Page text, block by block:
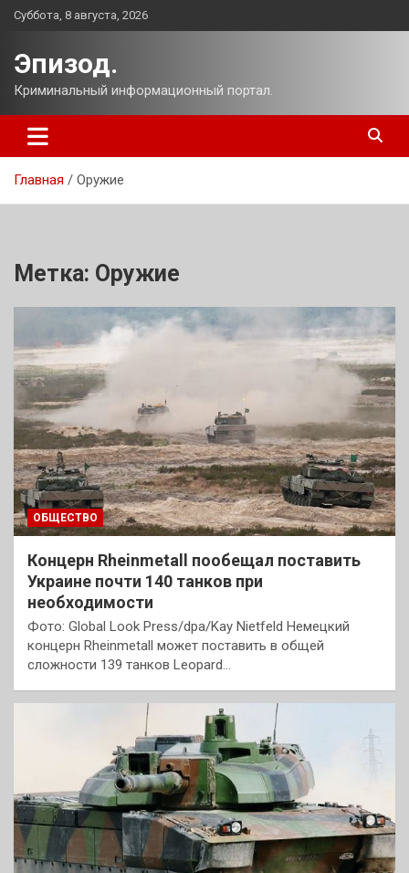
Перейти
Суббота, 8 августа, 2026
Эпизод.
Криминальный информационный портал.
Главная Оружие
Метка: Оружие
ОБЩЕСТВО
Концерн Rheinmetall пообещал поставить
Украине почти 140 танков при
необходимости
Фото: Global Look Press/dpa/Kay Nietfeld Немецкий
концерн Rheinmetall может поставить в общей
сложности 139 танков Leopard…